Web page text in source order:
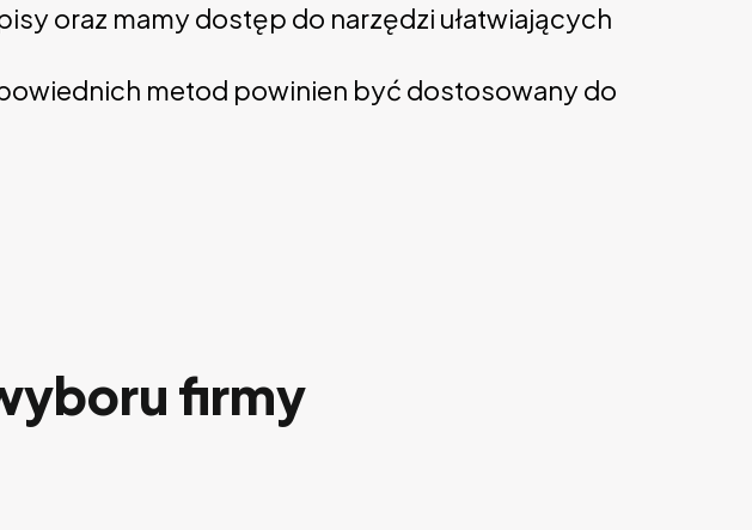
oraz mamy dostęp do narzędzi ułatwiających
metod powinien być dostosowany do
firmy